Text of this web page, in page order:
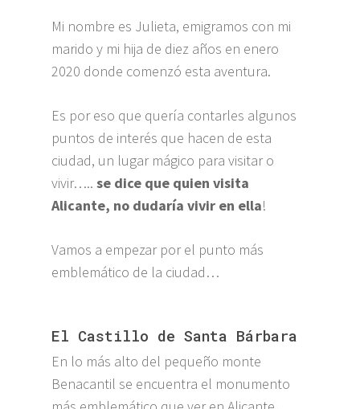
Mi nombre es Julieta, emigramos con mi
marido y mi hija de diez años en enero
2020 donde comenzó esta aventura.
Es por eso que quería contarles algunos
puntos de interés que hacen de esta
ciudad, un lugar mágico para visitar o
vivir…..se dice que quien visita
Alicante, no dudaría vivir en ella!
Vamos a empezar por el punto más
emblemático de la ciudad…
El Castillo de Santa Bárbara
En lo más alto del pequeño monte
Benacantil se encuentra el monumento